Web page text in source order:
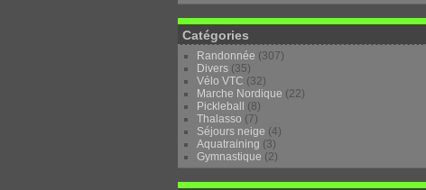
Catégories
Randonnée (307)
Divers (35)
Vélo VTC (32)
Marche Nordique (22)
Pickleball
(8)
Thalasso (7)
Séjours neige (4)
Aquatraining (3)
Gymnastique (2)